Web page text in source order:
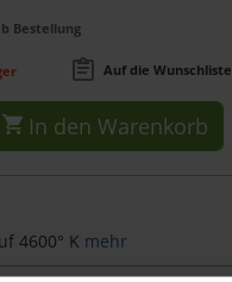
Bestellung
Auf die Wunschliste
In den Warenkorb
4600° K mehr